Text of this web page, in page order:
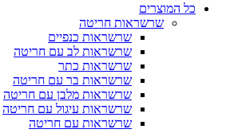
כל המוצרים
שרשראות חריטה
שרשראות כנפיים
שרשראות לב עם חריטה
שרשראות כתר
שרשראות בר עם חריטה
שרשראות מלבן עם חריטה
שרשראות עיגול עם חריטה
שרשראות עם חריטה